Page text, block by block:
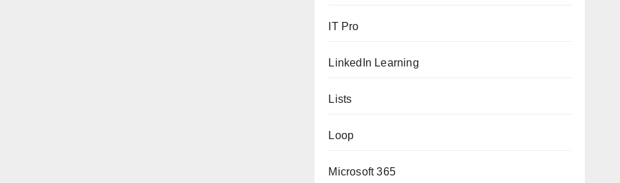
IT Pro
LinkedIn Learning
Lists
Loop
Microsoft 365